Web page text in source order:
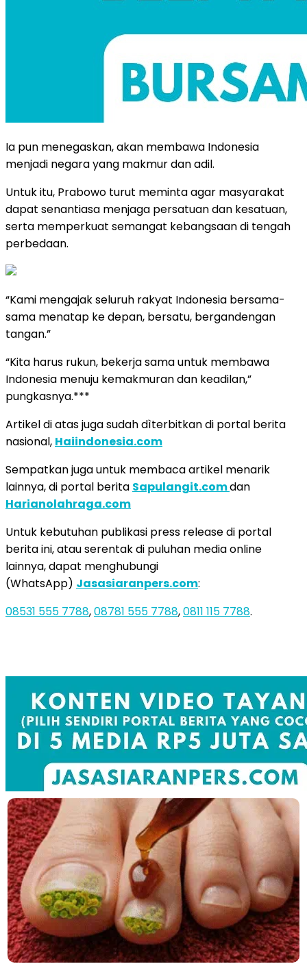
Ia pun menegaskan, akan membawa Indonesia
menjadi negara yang makmur dan adil.
Untuk itu, Prabowo turut meminta agar masyarakat
dapat senantiasa menjaga persatuan dan kesatuan,
serta memperkuat semangat kebangsaan di tengah
perbedaan.
“Kami mengajak seluruh rakyat Indonesia bersama-
sama menatap ke depan, bersatu, bergandengan
tangan.”
“Kita harus rukun, bekerja sama untuk membawa
Indonesia menuju kemakmuran dan keadilan,”
pungkasnya.***
Artikel di atas juga sudah dìterbitkan di portal berita
nasional, Haiindonesia.com
Sempatkan juga untuk membaca artikel menarik
lainnya, di portal berita Sapulangit.comdan
Harianolahraga.com
Untuk kebutuhan publikasi press release di portal
berita ini, atau serentak di puluhan media online
lainnya, dapat menghubungi
(WhatsApp) Jasasiaranpers.com:
08531 555 7788,08781 555 7788,0811 115 7788.